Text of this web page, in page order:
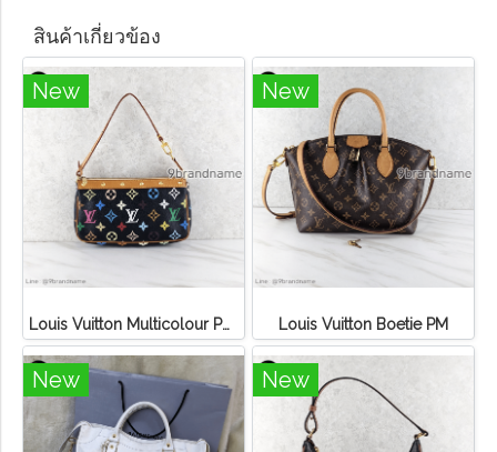
สินค้าเกี่ยวข้อง
New
Louis Vuitton Multicolour Pochette Canvas
New
Louis Vuitton Boetie PM
New New